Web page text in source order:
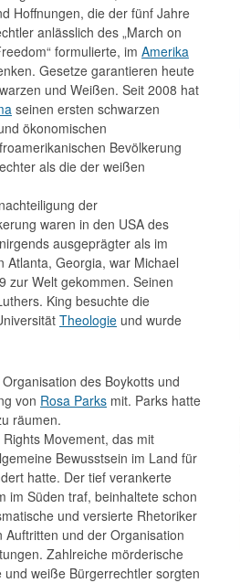
Hoffnungen, die der fünf Jahre
anlässlich des „March on
formulierte, im Amerika
Gesetze garantieren heute
und Weißen. Seit 2008 hat
seinen ersten schwarzen
ökonomischen
Bevölkerung
als die der weißen
der
waren in den USA des
ausgeprägter als im
Atlanta, Georgia, war Michael
zur Welt gekommen. Seinen
King besuchte die
Theologie und wurde
des Boykotts und
von Rosa Parks mit. Parks hatte
räumen.
Movement, das mit
Bewusstsein im Land für
hatte. Der tief verankerte
im Süden traf, beinhaltete schon
und versierte Rhetoriker
und der Organisation
Zahlreiche mörderische
weiße Bürgerrechtler sorgten